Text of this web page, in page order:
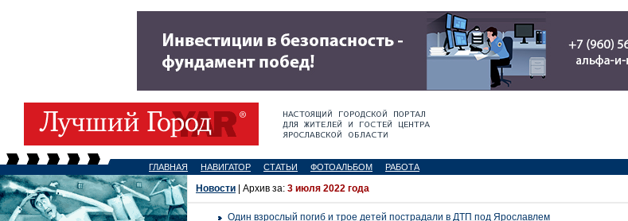
ГЛАВНАЯ НАВИГАТОР СТАТЬИ ФОТОАЛЬБОМ РАБОТА
Новости | Архив за: 3 июля 2022 года
Один взрослый погиб и трое детей пострадали в ДТП под Ярославлем